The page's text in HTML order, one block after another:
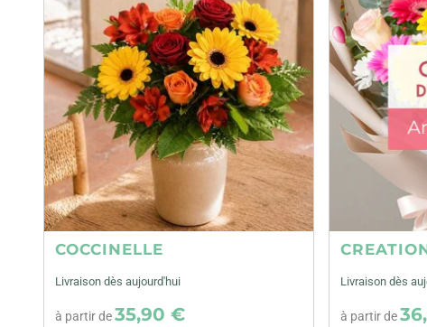
COCCINELLE
Livraison dès aujourd'hui
à partir de35,90 €
Livraison dès
à partir de